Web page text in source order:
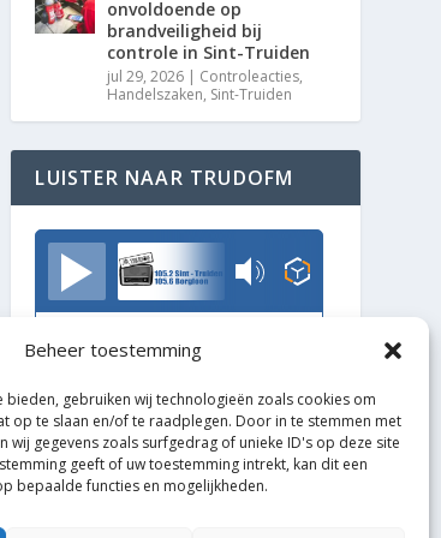
Beheer toestemming
bieden, gebruiken wij technologieën zoals cookies om
op te slaan en/of te raadplegen. Door in te stemmen met
wij gegevens zoals surfgedrag of unieke ID's op deze site
geeft of uw toestemming intrekt, kan dit een
bepaalde functies en mogelijkheden.
onvoldoende op
brandveiligheid bij
controle in Sint-Truiden
jul 29, 2026 | Controleacties,
Handelszaken, Sint-Truiden
LUISTER NAAR TRUDOFM
TrudoFM